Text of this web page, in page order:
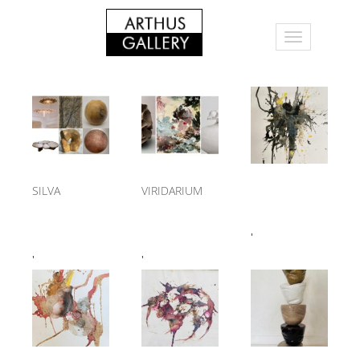
SILVA
'
VIRIDARIUM
'
'